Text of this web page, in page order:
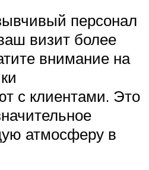
персонал
визит более
внимание на
с клиентами. Это
атмосферу в